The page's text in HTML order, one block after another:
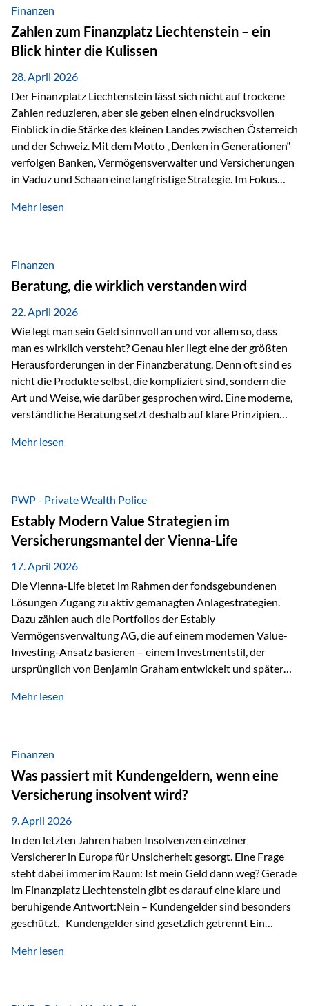
Wirtschaftswachstum, verändern die Spielregeln für
Investoren. Produktivität adressiert genau diese
Herausforderungen, da wirtschaftliches Wachstum
langfristig durch Produktivitätssteigerung entsteht, also
durch die Fähigkeit von Unternehmen, mehr…
Finanzen
Zahlen zum Finanzplatz Liechtenstein – ein
Blick hinter die Kulissen
28. April 2026
Der Finanzplatz Liechtenstein lässt sich nicht auf trockene
Zahlen reduzieren, aber sie geben einen eindrucksvollen
Einblick in die Stärke des kleinen Landes zwischen Österreich
und der Schweiz. Mit dem Motto „Denken in Generationen“
verfolgen Banken, Vermögensverwalter und Versicherungen
in Vaduz und Schaan eine langfristige Strategie. Im Fokus
Marktzugang Liechtenstein hat sich in den letzten Jahren zu
verfügbaren Kennzahlen (Stand Ende 2024, veröffentlicht
2025/2026)…
Mehr lesen
Finanzen
Beratung, die wirklich verstanden wird
22. April 2026
Wie legt man sein Geld sinnvoll an und vor allem so, dass
man es wirklich versteht? Genau hier liegt eine der größten
Herausforderungen in der Finanzberatung. Denn oft sind es
nicht die Produkte selbst, die kompliziert sind, sondern die
Art und Weise, wie darüber gesprochen wird. Eine moderne,
verständliche Beratung setzt deshalb auf klare Prinzipien
fünf zentrale Faktoren: eine saubere Struktur, breite
diesem Thema liefern unter anderem die praxisnahen
Ansätze von Finanzexperte Klaus Rost, der seit vielen Jahren
für eine verständliche und…
Mehr lesen
PWP - Private Wealth Police
Estably Modern Value Strategien im
Versicherungsmantel der Vienna-Life
17. April 2026
Die Vienna-Life bietet im Rahmen der fondsgebundenen
Lösungen Zugang zu aktiv gemanagten Anlagestrategien.
Dazu zählen auch die Portfolios der Estably
Vermögensverwaltung AG, die auf einem modernen Value-
Investing-Ansatz basieren – einem Investmentstil, der
ursprünglich von Benjamin Graham entwickelt und später
Modernes Value Investing als Grundlage Der
Fokus stehen Unternehmen, deren Börsenkurs unter ihrem
inneren Wert liegt. Neben klassischen
Bewertungskennzahlen werden auch qualitative Faktoren
wie Geschäftsmodell, Wettbewerbsvorteile und
Managementqualität…
Mehr lesen
Finanzen
Was passiert mit Kundengeldern, wenn eine
Versicherung insolvent wird?
9. April 2026
In den letzten Jahren haben Insolvenzen einzelner
Versicherer in Europa für Unsicherheit gesorgt. Eine Frage
steht dabei immer im Raum: Ist mein Geld dann weg? Gerade
im Finanzplatz Liechtenstein gibt es darauf eine klare und
beruhigende Antwort:Nein – Kundengelder sind besonders
geschützt. Kundengelder sind gesetzlich getrennt Ein
sogenannte Sondermasse. Das bedeutet:Die
Mehr lesen